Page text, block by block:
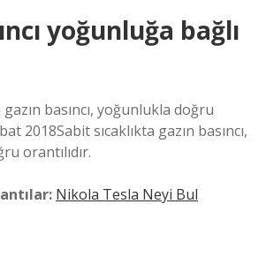
yoğunluğa bağlı
gazın basıncı, yoğunlukla doğru
2018Sabit sıcaklıkta gazın basıncı,
orantılıdır.
Nikola Tesla Neyi Bul